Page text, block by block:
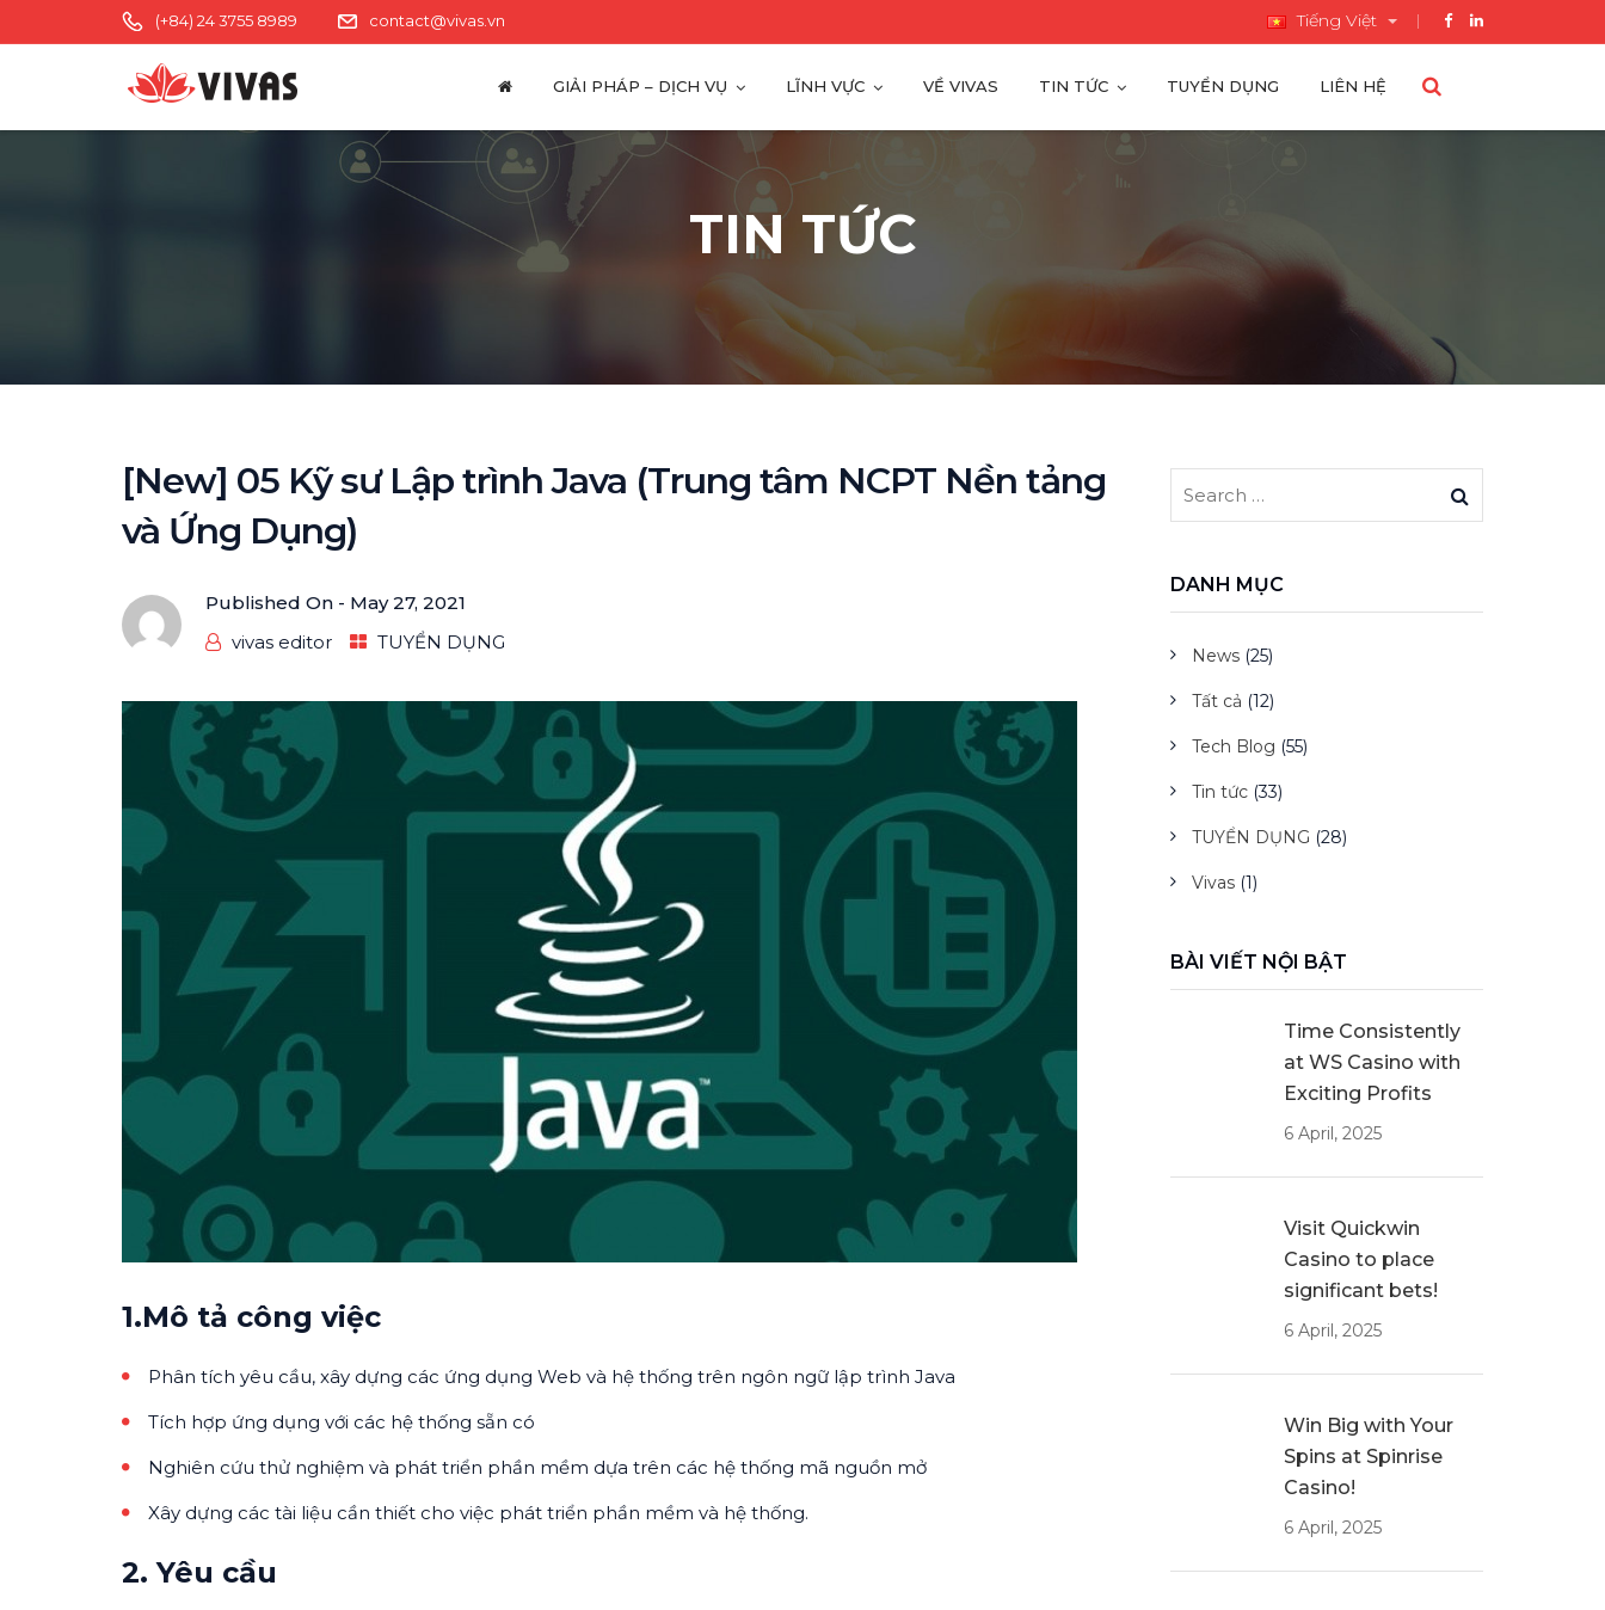
(+84) 24 3755 8989 contact@vivas.vn Tiếng Việt
GIẢI PHÁP – DỊCH VỤ LĨNH VỰC VỀ VIVAS TIN TỨC TUYỂN DỤNG LIÊN HỆ
TIN TỨC
[New] 05 Kỹ sư Lập trình Java (Trung tâm NCPT Nền tảng
và Ứng Dụng)
Published On - May 27, 2021
vivas editor
TUYỂN DỤNG
1.Mô tả công việc
Phân tích yêu cầu, xây dựng các ứng dụng Web và hệ thống trên ngôn ngữ lập trình Java
Tích hợp ứng dụng với các hệ thống sẵn có
Nghiên cứu thử nghiệm và phát triển phần mềm dựa trên các hệ thống mã nguồn mở
Xây dựng các tài liệu cần thiết cho việc phát triển phần mềm và hệ thống.
2. Yêu cầu
DANH MỤC
News(25)
Tất cả (12)
Tech Blog (55)
Tin tức(33)
TUYỂN DỤNG (28)
Vivas(1)
BÀI VIẾT NỘI BẬT
Time Consistently
at WS Casino with
Exciting Profits
6 April, 2025
Visit Quickwin
Casino to place
significant bets!
6 April, 2025
Win Big with Your
Spins at Spinrise
Casino!
6 April, 2025